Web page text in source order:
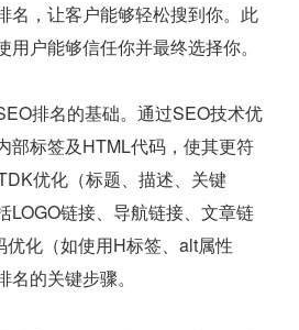
名，让客户能够轻松搜到你。此
户能够信任你并最终选择你。
排名的基础。通过SEO技术优
部标签及HTML代码，使其更符
优化（标题、描述、关键
LOGO链接、导航链接、文章链
化（如使用H标签、alt属性
的关键步骤。